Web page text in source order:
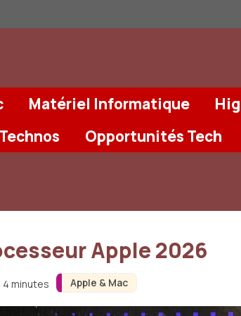
Matériel Informatique
Opportunités Tech
Apple & Mac
Apple 2026
4 minutes